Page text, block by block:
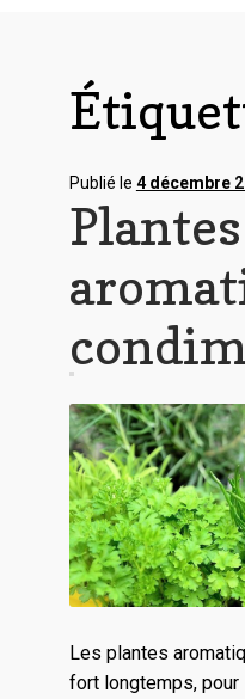
Contact
Publié le 4 décembre
Plantes
Les plantes
fort longtemps, pour